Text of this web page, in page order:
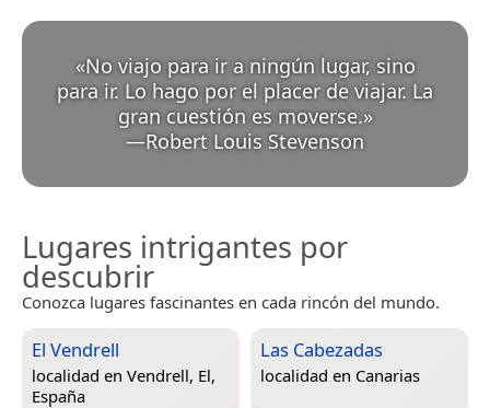
«No viajo para ir a ningún lugar, sino
para ir. Lo hago por el placer de viajar. La
gran cuestión es moverse. »
—Robert Louis Stevenson
Lugares intrigantes por
descubrir
Conozca lugares fascinantes en cada rincón del mundo.
El Vendrell
localidad en Vendrell, El,
España
Las Cabezadas
localidad en Canarias